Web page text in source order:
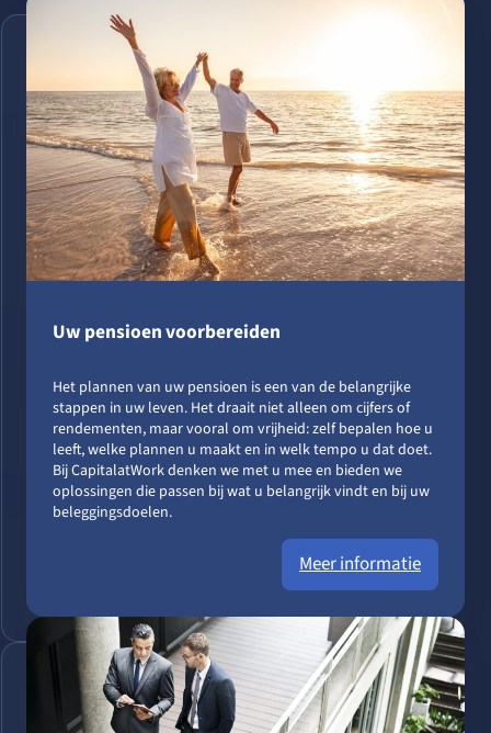
Uw pensioen voorbereiden
Het plannen van uw pensioen is een van de belangrijke
stappen in uw leven. Het draait niet alleen om cijfers of
rendementen, maar vooral om vrijheid: zelf bepalen hoe u
leeft, welke plannen u maakt en in welk tempo u dat doet.
Bij CapitalatWork denken we met u mee en bieden we
oplossingen die passen bij wat u belangrijk vindt en bij uw
beleggingsdoelen.
Meer informatie